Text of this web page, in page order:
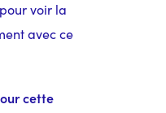
voir la
avec ce
cette